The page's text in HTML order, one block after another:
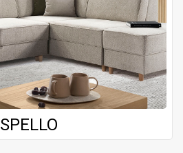
SPELLO